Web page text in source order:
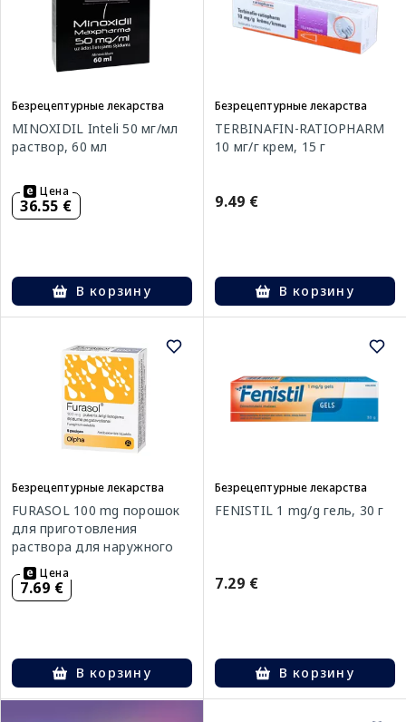
Безрецептурные лекарства
MINOXIDIL Inteli 50 мг/мл
раствор, 60 мл
Цена
36.55 €
В корзину
Безрецептурные лекарства
TERBINAFIN-RATIOPHARM
10 мг/г крем, 15 г
9.49 €
В корзину
Безрецептурные лекарства
FURASOL 100 mg порошок
для приготовления
раствора для наружного
применения, 5 шт.
Цена
7.69 €
В корзину
Безрецептурные лекарства
FENISTIL 1 mg/g гель, 30 г
7.29 €
В корзину